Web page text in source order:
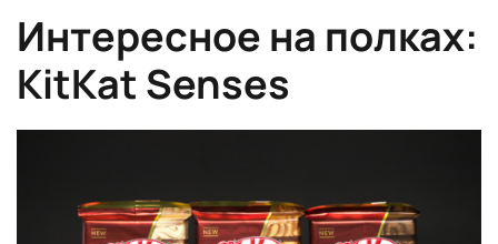
Интересное на полках:
KitKat Senses